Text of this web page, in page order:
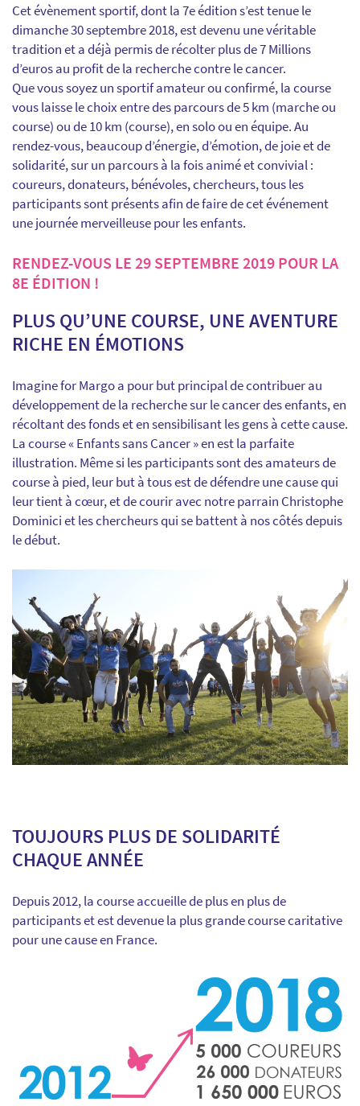
Cet évènement sportif, dont la 7e édition s’est tenue le
dimanche 30 septembre 2018, est devenu une véritable
tradition et a déjà permis de récolter plus de 7 Millions
d’euros au profit de la recherche contre le cancer.
Que vous soyez un sportif amateur ou confirmé, la course
vous laisse le choix entre des parcours de 5 km (marche ou
course) ou de 10 km (course), en solo ou en équipe. Au
rendez-vous, beaucoup d’énergie, d’émotion, de joie et de
solidarité, sur un parcours à la fois animé et convivial :
coureurs, donateurs, bénévoles, chercheurs, tous les
participants sont présents afin de faire de cet événement
une journée merveilleuse pour les enfants.
RENDEZ-VOUS LE 29 SEPTEMBRE 2019 POUR LA
8E ÉDITION !
PLUS QU’UNE COURSE, UNE AVENTURE
RICHE EN ÉMOTIONS
Imagine for Margo a pour but principal de contribuer au
développement de la recherche sur le cancer des enfants, en
récoltant des fonds et en sensibilisant les gens à cette cause.
La course « Enfants sans Cancer » en est la parfaite
illustration. Même si les participants sont des amateurs de
course à pied, leur but à tous est de défendre une cause qui
leur tient à cœur, et de courir avec notre parrain Christophe
Dominici et les chercheurs qui se battent à nos côtés depuis
le début.
TOUJOURS PLUS DE SOLIDARITÉ
CHAQUE ANNÉE
Depuis 2012, la course accueille de plus en plus de
participants et est devenue la plus grande course caritative
pour une cause en France.